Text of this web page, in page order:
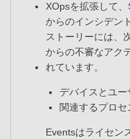
XOpsを拡張して、
からのインシデン
ストーリーには、
からの不審なアク
れています。​
デバイスとユー
関連するプロ
Eventsはライセン